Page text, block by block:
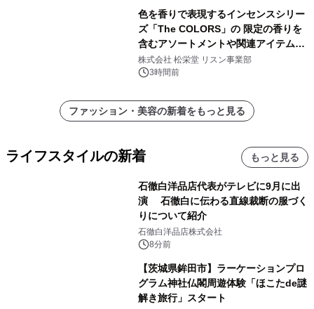
色を香りで表現するインセンスシリー
ズ「The COLORS」の 限定の香りを
含むアソートメントや関連アイテムを
8月6日発売
株式会社 松栄堂 リスン事業部
3時間前
ファッション・美容の新着をもっと見る
ライフスタイルの新着 もっと見る
石徹白洋品店代表がテレビに9月に出
演 石徹白に伝わる直線裁断の服づく
りについて紹介
石徹白洋品店株式会社
8分前
【茨城県鉾田市】ラーケーションプロ
グラム神社仏閣周遊体験「ほこたde謎
解き旅行」スタート